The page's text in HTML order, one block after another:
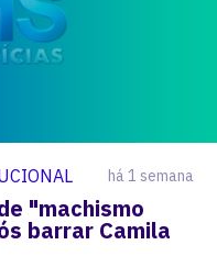
há 1 semana
"machismo
barrar Camila